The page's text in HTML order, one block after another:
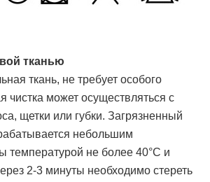
тканью
ткань, не требует особого
чистка может осуществляться с
щетки или губки. Загрязненный
небольшим
температурой не более 40°С и
2-3 минуты необходимо стереть